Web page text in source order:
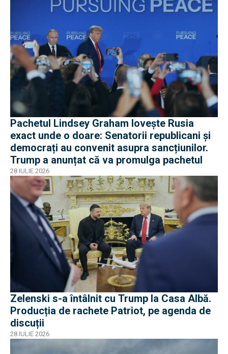
Pachetul Lindsey Graham lovește Rusia
exact unde o doare: Senatorii republicani și
democrați au convenit asupra sancțiunilor.
Trump a anunțat că va promulga pachetul
28 IULIE 2026
Zelenski s-a întâlnit cu Trump la Casa Albă.
Producția de rachete Patriot, pe agenda de
discuții
28 IULIE 2026